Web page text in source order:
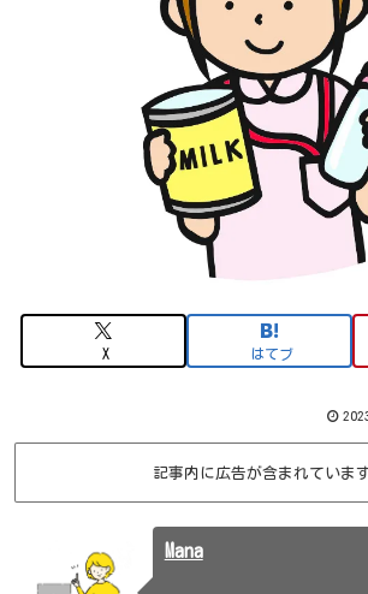
X はてブ
記事内に広告が含まれています
Mana